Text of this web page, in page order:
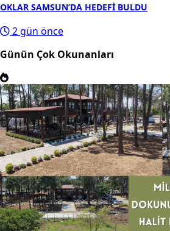
OKLAR SAMSUN’DA HEDEFİ BULDU
2 gün önce
Günün Çok Okunanları